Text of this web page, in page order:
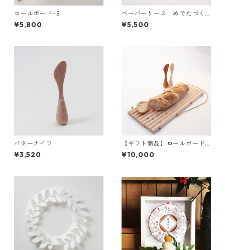
ロールボード-S
¥5,800
ペーパーリース めでたづく
し Mサイズ
¥5,500
バターナイフ
¥3,520
【ギフト商品】ロールボード
とバターナイフセット
¥10,000